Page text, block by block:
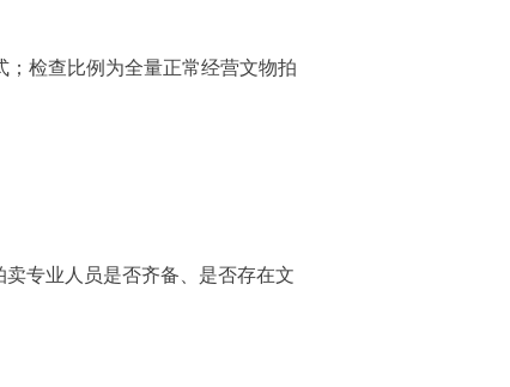
检查比例为全量正常经营文物拍
专业人员是否齐备、是否存在文